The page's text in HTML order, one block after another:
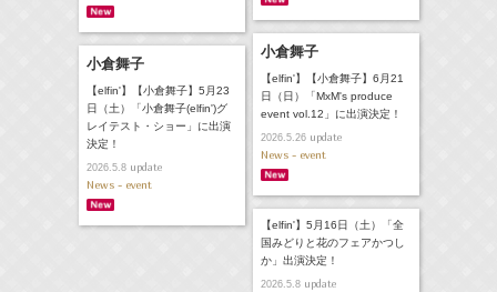
小倉舞子
【elfin'】【小倉舞子】6月21
日（日）「MxM's produce
event vol.12」に出演決定！
2026.5.26update
News - event
小倉舞子
【elfin'】【小倉舞子】5月23
日（土）「小倉舞子(elfin')グ
レイテスト・ショー」に出演
決定！
2026.5.8update
News - event
【elfin'】5月16日（土）「全
国みどりと花のフェアかつし
か」出演決定！
2026.5.8update